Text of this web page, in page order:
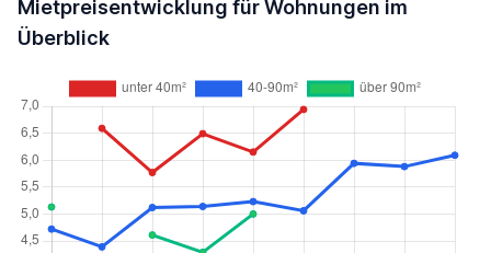
Mietpreisentwicklung für Wohnungen im
Überblick